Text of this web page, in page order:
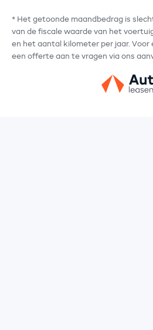
* Het getoonde maandbedrag is
van de fiscale waarde van het
en het aantal kilometer per jaar. Voor
een offerte aan te vragen via ons